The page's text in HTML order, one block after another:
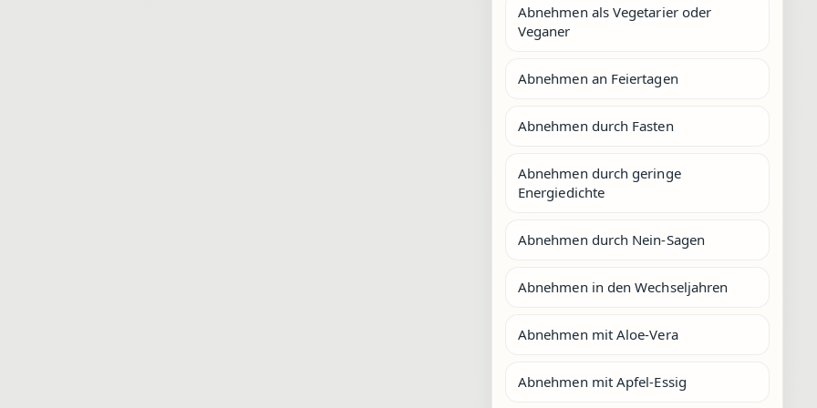
Abnehmen als Vegetarier oder
Veganer
Abnehmen an Feiertagen
Abnehmen durch Fasten
Abnehmen durch geringe
Energiedichte
Abnehmen durch Nein-Sagen
Abnehmen in den Wechseljahren
Abnehmen mit Aloe-Vera
Abnehmen mit Apfel-Essig